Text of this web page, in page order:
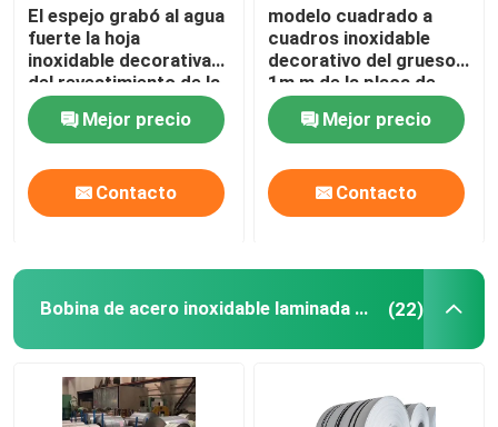
El espejo grabó al agua
fuerte la hoja
inoxidable decorativa
del revestimiento de la
pared del oro de la hoja
de aceroMejor precio
Contacto
modelo cuadrado a
cuadros inoxidable
decorativo del grueso
1m m de la placa de
acero 430Ss
Mejor precio
Contacto
Bobina de acero inoxidable laminada en caliente (22)